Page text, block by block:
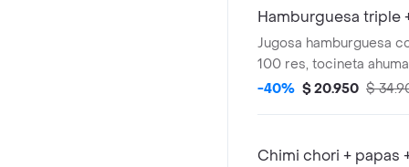
y coca cola.
Hamburguesa triple
Jugosa hamburguesa
100 res, tocineta
mozzarella, salsa de
acompañada de papas
-40% $ 20.950 $
Chimi chori + papas